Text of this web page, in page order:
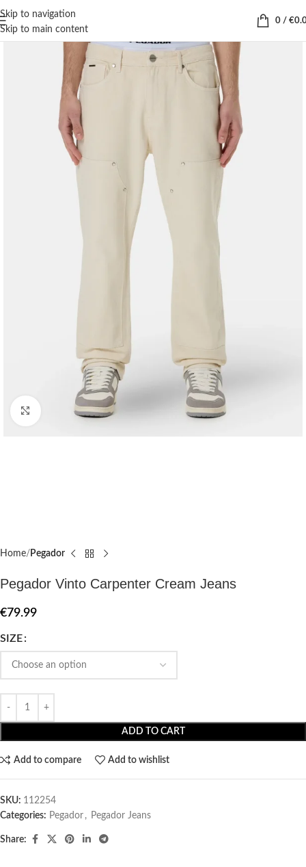
Skip to navigation
Skip to main content
0 / €
Click to enlarge
Home Pegador​
Pegador Vinto Carpenter Cream Jeans
€79.99
SIZE
ADD TO CART
Add to compare Add to wishlist
SKU: 112254
Categories: Pegador​ , Pegador Jeans
Share: